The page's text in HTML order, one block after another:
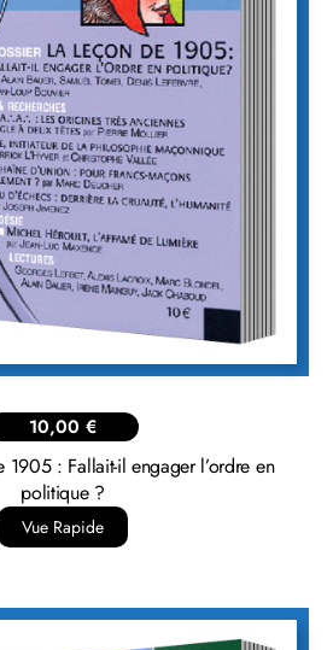
10,00 €
1905 : Fallait-il engager l’ordre en
politique ?
Vue Rapide